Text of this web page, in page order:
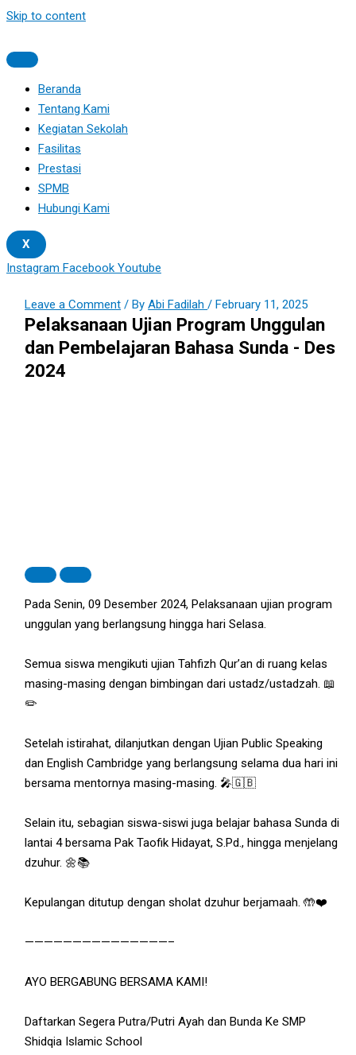
Skip to content
Beranda
Tentang Kami
Kegiatan Sekolah
Fasilitas
Prestasi
SPMB
Hubungi Kami
X
Instagram Facebook Youtube
Leave a Comment / ByAbi Fadilah/February 11, 2025
Pelaksanaan Ujian Program Unggulan
dan Pembelajaran Bahasa Sunda - Des
2024
Pada Senin, 09 Desember 2024, Pelaksanaan ujian program
unggulan yang berlangsung hingga hari Selasa.
Semua siswa mengikuti ujian Tahfizh Qur’an di ruang kelas
masing-masing dengan bimbingan dari ustadz/ustadzah. 📖
✏️
Setelah istirahat, dilanjutkan dengan Ujian Public Speaking
dan English Cambridge yang berlangsung selama dua hari ini
bersama mentornya masing-masing. 🎤🇬🇧
Selain itu, sebagian siswa-siswi juga belajar bahasa Sunda di
lantai 4 bersama Pak Taofik Hidayat, S.Pd., hingga menjelang
dzuhur. 🌼📚
Kepulangan ditutup dengan sholat dzuhur berjamaah. 🤲❤️
———————————————–
AYO BERGABUNG BERSAMA KAMI!
Daftarkan Segera Putra/Putri Ayah dan Bunda Ke SMP
Shidqia Islamic School